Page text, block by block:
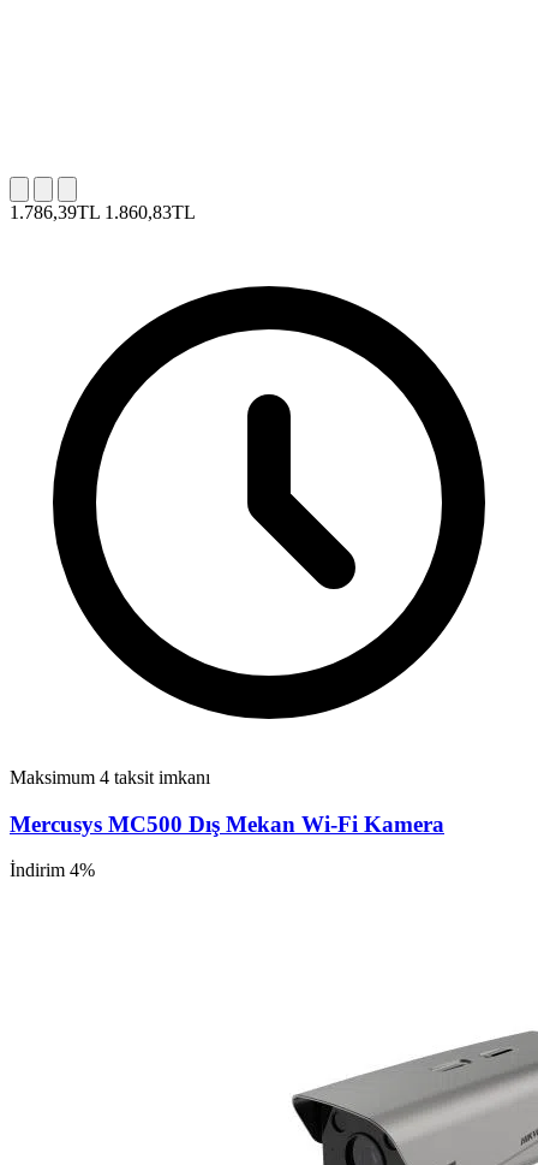
1.786,39TL 1.860,83TL
Maksimum 4 taksit imkanı
Mercusys MC500 Dış Mekan Wi-Fi Kamera
İndirim 4%